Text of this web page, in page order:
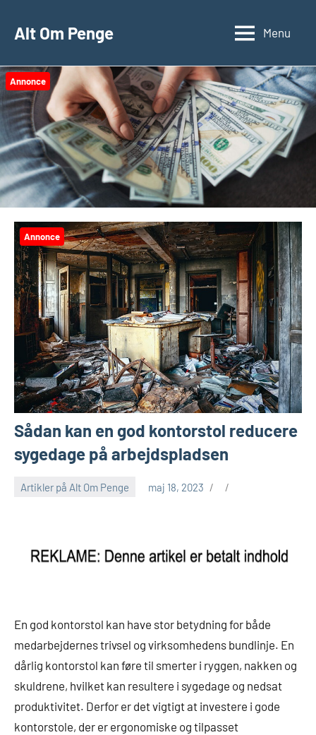
Alt Om Penge Menu
Annonce
Annonce
Sådan kan en god kontorstol reducere
sygedage på arbejdspladsen
Artikler på Alt Om Penge maj 18, 2023
En god kontorstol kan have stor betydning for både
medarbejdernes trivsel og virksomhedens bundlinje. En
dårlig kontorstol kan føre til smerter i ryggen, nakken og
skuldrene, hvilket kan resultere i sygedage og nedsat
produktivitet. Derfor er det vigtigt at investere i gode
kontorstole, der er ergonomiske og tilpasset